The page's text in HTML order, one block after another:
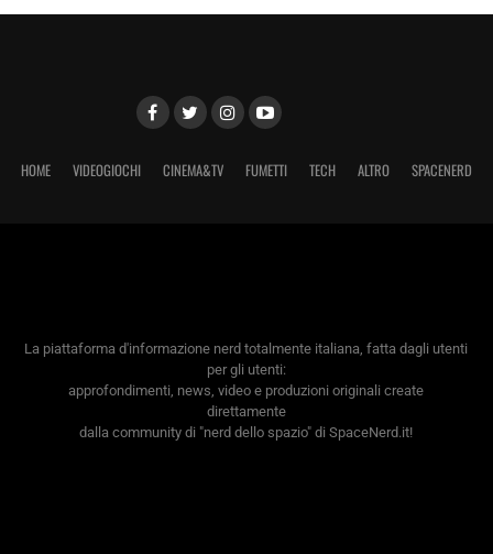
HOME VIDEOGIOCHI CINEMA&TV FUMETTI TECH ALTRO SPACENERD
La piattaforma d'informazione nerd totalmente italiana, fatta dagli utenti
per gli utenti:
approfondimenti, news, video e produzioni originali create
direttamente
dalla community di "nerd dello spazio" di SpaceNerd.it!